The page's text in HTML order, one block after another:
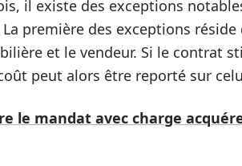
il existe des exceptions
première des exceptions réside
et le vendeur. Si le contrat
peut alors être reporté sur
le mandat avec charge